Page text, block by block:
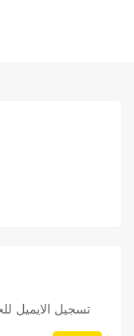
تسجيل الايميل